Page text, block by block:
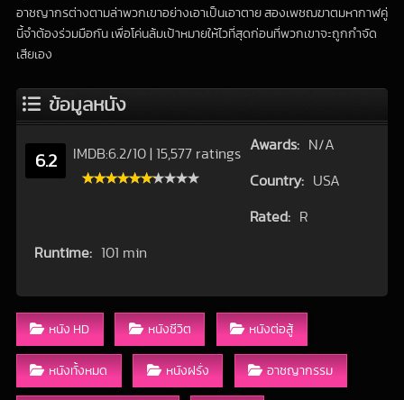
อาชญากรต่างตามล่าพวกเขาอย่างเอาเป็นเอาตาย สองเพชฌฆาตมหากาฬคู่
นี้จำต้องร่วมมือกัน เพื่อโค่นล้มเป้าหมายให้ไวที่สุดก่อนที่พวกเขาจะถูกกำจัด
เสียเอง
ข้อมูลหนัง
6.2 IMDB:6.2/10 15,577 ratings
Awards: N/A
Country: USA
Rated: R
Runtime: 101 min
หนัง HD หนังชีวิต หนังต่อสู้
หนังทั้งหมด หนังฝรั่ง อาชญากรรม